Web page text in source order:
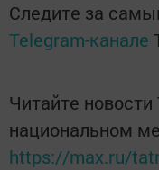
Следите за
Telegram-канале
Читайте новости
национальном
https://max.ru/